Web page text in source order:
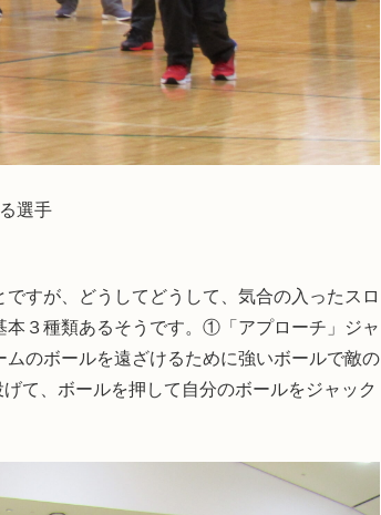
選手
すが、どうしてどうして、気合の入ったスロ
３種類あるそうです。①「アプローチ」ジャ
のボールを遠ざけるために強いボールで敵の
て、ボールを押して自分のボールをジャック